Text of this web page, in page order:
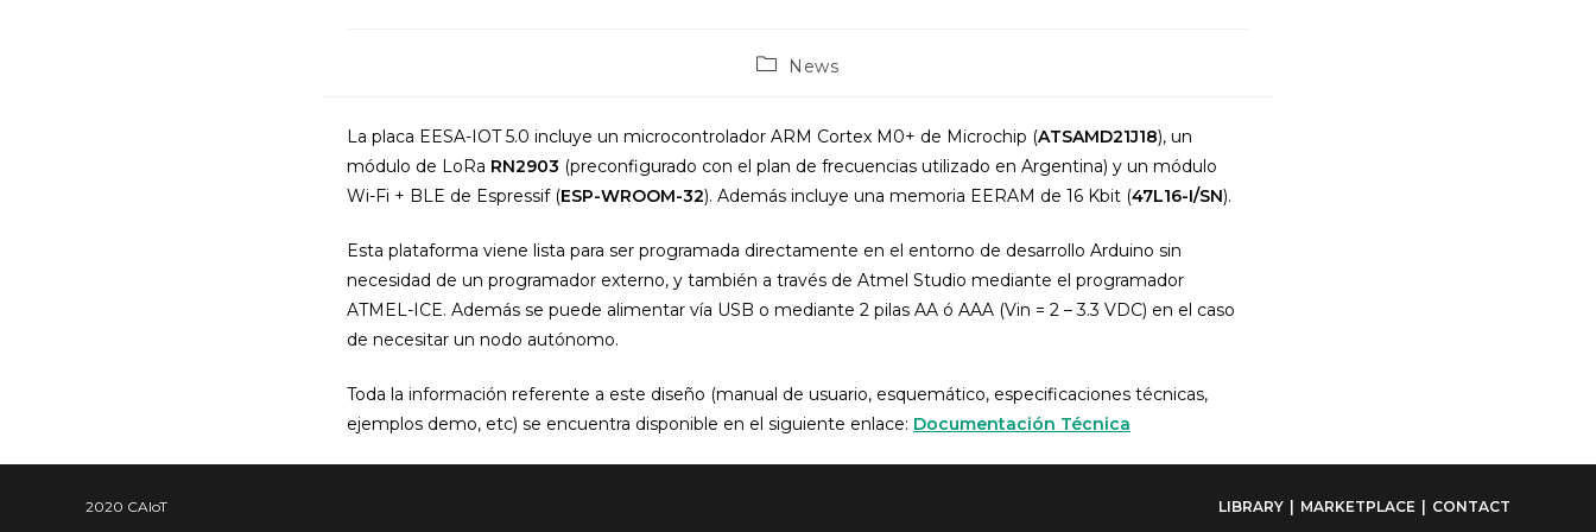
PostNews
La placa EESA-IOT 5.0 incluye un microcontrolador ARM Cortex M0+ de Microchip (ATSAMD21J18), un
módulo de LoRa RN2903 (preconfigurado con el plan de frecuencias utilizado en Argentina) y un módulo
Wi-Fi + BLE de Espressif (ESP-WROOM-32). Además incluye una memoria EERAM de 16 Kbit (47L16-I/SN).
Esta plataforma viene lista para ser programada directamente en el entorno de desarrollo Arduino sin
necesidad de un programador externo, y también a través de Atmel Studio mediante el programador
ATMEL-ICE. Además se puede alimentar vía USB o mediante 2 pilas AA ó AAA (Vin = 2 – 3.3 VDC) en el caso
de necesitar un nodo autónomo.
Toda la información referente a este diseño (manual de usuario, esquemático, especificaciones técnicas,
ejemplos demo, etc) se encuentra disponible en el siguiente enlace: Documentación Técnica
LIBRARY MARKETPLACE CONTACT
2020 CAIoT